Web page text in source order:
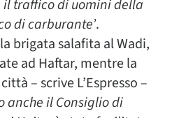
traffico di uomini della
di carburante’.
brigata salafita al Wadi,
ad Haftar, mentre la
– scrive L’Espresso –
anche il Consiglio di